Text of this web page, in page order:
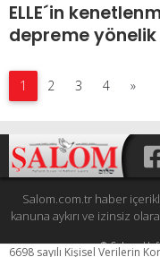
ELLE´in
depreme
1 2 3 4 »
Salom.com.tr haber
kanuna aykırı ve izinsiz
© Şalom
6698 sayılı Kişisel Verilerin